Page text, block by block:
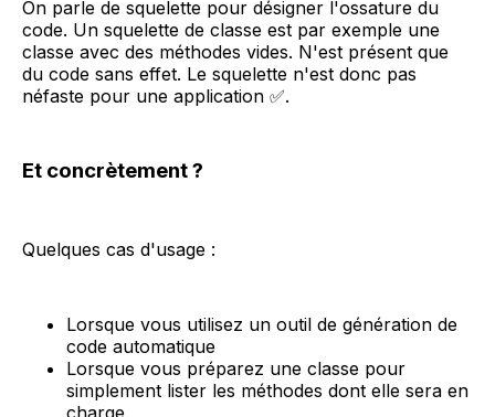
On parle de squelette pour désigner l'ossature du
code. Un squelette de classe est par exemple une
classe avec des méthodes vides. N'est présent que
du code sans effet. Le squelette n'est donc pas
néfaste pour une application ✅.
Et concrètement ?
Quelques cas d'usage :
Lorsque vous utilisez un outil de génération de
code automatique
Lorsque vous préparez une classe pour
simplement lister les méthodes dont elle sera en